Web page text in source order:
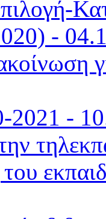
-
2021 -